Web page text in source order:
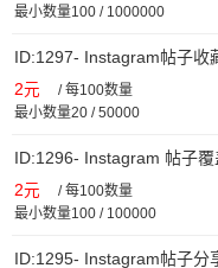
最小数量100 / 1000000
ID:1297- Instagram帖子收
2元 /每100数量
最小数量20 / 50000
ID:1296- Instagram 帖子
2元 /每100数量
最小数量100 / 100000
ID:1295- Instagram帖子分